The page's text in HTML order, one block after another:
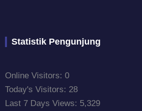
Statistik Pengunjung
Online Visitors: 0
Today's Visitors: 28
Last 7 Days Views: 5,329